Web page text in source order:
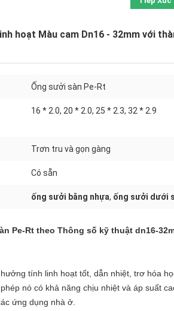
hoạt Màu cam Dn16 - 32mm với
Ống sưởi sàn Pe-Rt
16 * 2.0, 20 * 2.0, 25 * 2.3, 32 * 2.9
Trơn tru và gọn gàng
Có sẵn
ống sưởi bằng nhựa, ống sưởi dưới
Pe-Rt theo Thông số kỹ thuật dn16-
tính linh hoạt tốt, dẫn nhiệt, trơ hóa
nó có khả năng chịu nhiệt và áp suất
ứng dụng nhà ở.